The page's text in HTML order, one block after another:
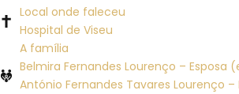
Local onde faleceu
Hospital de Viseu
A família
Belmira Fernandes Lourenço – Esposa
António Fernandes Tavares Lourenço –